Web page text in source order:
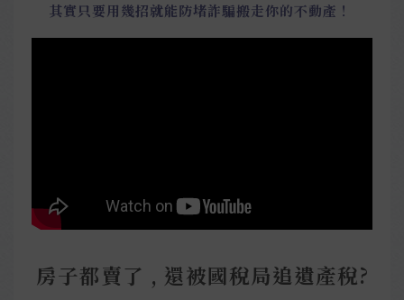
其實只要用幾招就能防堵詐騙搬走你的不動產！
房子都賣了 , 還被國稅局追遺產稅?